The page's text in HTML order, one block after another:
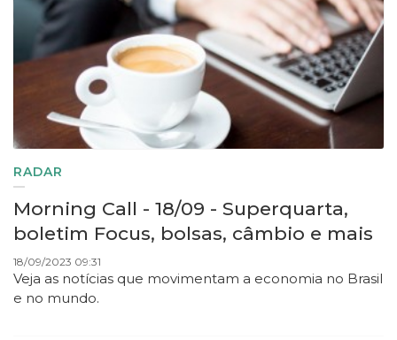
RADAR
Morning Call - 18/09 - Superquarta,
boletim Focus, bolsas, câmbio e mais
18/09/2023 09:31
Veja as notícias que movimentam a economia no Brasil
e no mundo.